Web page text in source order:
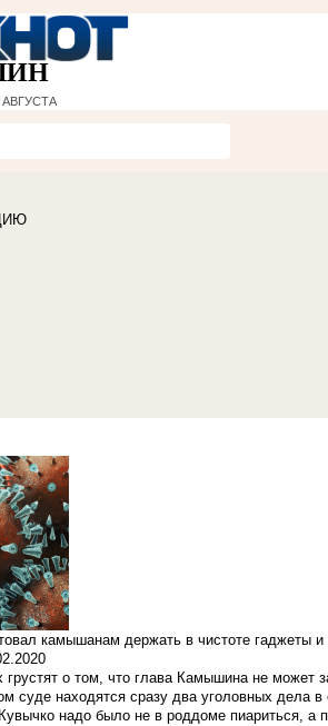
камышанам держать в чистоте гаджеты
грустят о том, что глава Камышина не может
суде находятся сразу два уголовных дела
надо было не в роддоме пиариться, а